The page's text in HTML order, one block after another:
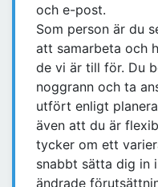
och e-post.
Som person är du
att samarbeta och
de vi är till för. Du
noggrann och ta
utfört enligt
även att du är
tycker om ett
snabbt sätta dig in
ändrade